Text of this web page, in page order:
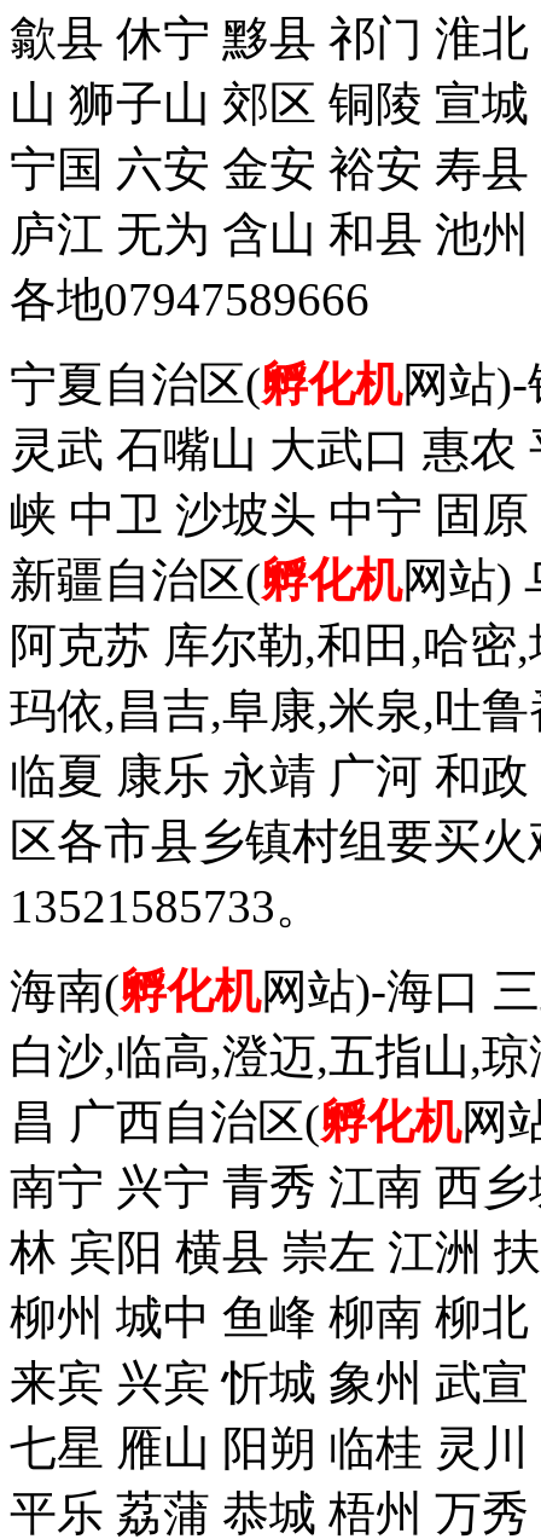
歙县 休宁 黟县 祁门 淮
山 狮子山 郊区 铜陵 宣
宁国 六安 金安 裕安 寿
庐江 无为 含山 和县 池
各地07947589666
宁夏自治区(孵化机网站)-
灵武 石嘴山 大武口 惠农
峡 中卫 沙坡头 中宁 固
新疆自治区(孵化机网站)
阿克苏 库尔勒,和田,哈密
玛依,昌吉,阜康,米泉,吐
临夏 康乐 永靖 广河 和
区各市县乡镇村组要买
13521585733。
海南(孵化机网站)-海口
白沙,临高,澄迈,五指山,
昌 广西自治区(孵化机网
南宁 兴宁 青秀 江南 西
林 宾阳 横县 崇左 江洲
柳州 城中 鱼峰 柳南 柳
来宾 兴宾 忻城 象州 武
七星 雁山 阳朔 临桂 灵
平乐 荔蒲 恭城 梧州 万